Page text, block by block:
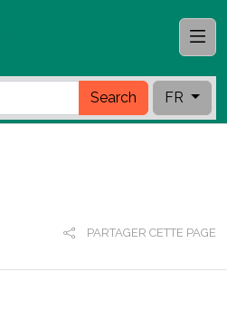
Search FR
PARTAGER CETTE PAGE